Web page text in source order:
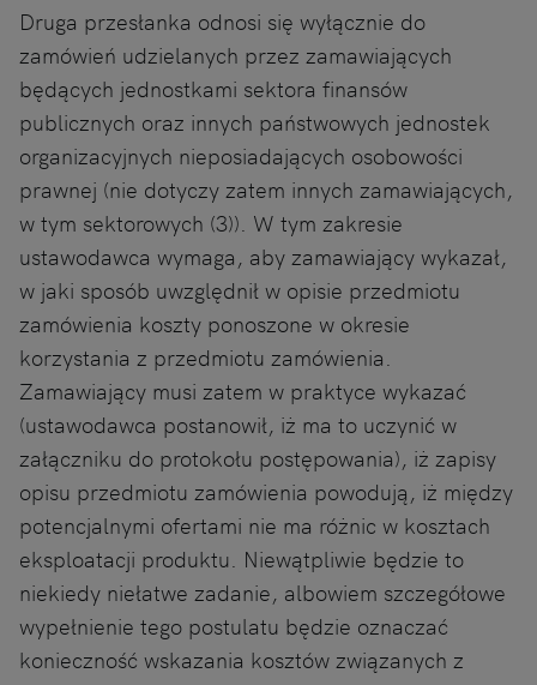
Druga przesłanka odnosi się wyłącznie do
zamówień udzielanych przez zamawiających
będących jednostkami sektora finansów
publicznych oraz innych państwowych jednostek
organizacyjnych nieposiadających osobowości
prawnej (nie dotyczy zatem innych zamawiających,
w tym sektorowych (3)). W tym zakresie
ustawodawca wymaga, aby zamawiający wykazał,
w jaki sposób uwzględnił w opisie przedmiotu
zamówienia koszty ponoszone w okresie
korzystania z przedmiotu zamówienia.
Zamawiający musi zatem w praktyce wykazać
(ustawodawca postanowił, iż ma to uczynić w
załączniku do protokołu postępowania), iż zapisy
opisu przedmiotu zamówienia powodują, iż między
potencjalnymi ofertami nie ma różnic w kosztach
eksploatacji produktu. Niewątpliwie będzie to
niekiedy niełatwe zadanie, albowiem szczegółowe
wypełnienie tego postulatu będzie oznaczać
konieczność wskazania kosztów związanych z